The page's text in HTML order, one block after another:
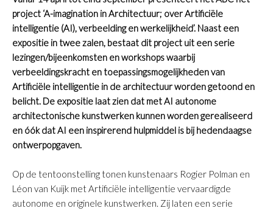
project ‘A-imagination in Architectuur; over Artificiële
intelligentie (AI), verbeelding en werkelijkheid’. Naast een
expositie in twee zalen, bestaat dit project uit een serie
lezingen/bijeenkomsten en workshops waarbij
verbeeldingskracht en toepassingsmogelijkheden van
Artificiële intelligentie in de architectuur worden getoond en
belicht. De expositie laat zien dat met AI autonome
architectonische kunstwerken kunnen worden gerealiseerd
en óók dat AI een inspirerend hulpmiddel is bij hedendaagse
ontwerpopgaven.
Op de tentoonstelling tonen kunstenaars Rogier Polman en
Léon van Kuijk met Artificiële intelligentie vervaardigde
autonome en originele kunstwerken. Zij laten een serie